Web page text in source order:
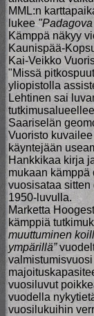
MML:n
lukee
Kämppä näkyy
Kaunispää-
Kai-Veikko
"Missä
yliopistolla
Lehtinen sai
Saariselän
Vuoristo
käyntejään
Hankkikaa kirja
mukaan kämppä
vuosisataa
1950-luvulla.
Marketta
kämppiä
muuttuminen
ympärillä”
vuosiluvut
vuodella
vuosilukuihin